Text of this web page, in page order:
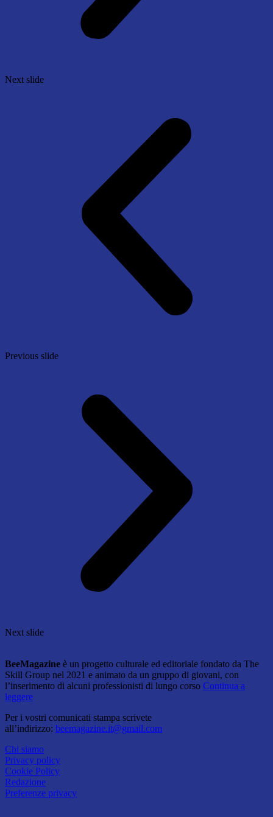
Next slide
Previous slide
Next slide
BeeMagazine è un progetto culturale ed editoriale fondato da The
Skill Group nel 2021 e animato da un gruppo di giovani, con
l’inserimento di alcuni professionisti di lungo corso Continua a
leggere
Per i vostri comunicati stampa scrivete
all’indirizzo: beemagazine.it@gmail.com
Chi siamo
Privacy policy
Cookie Policy
Redazione
Preferenze privacy